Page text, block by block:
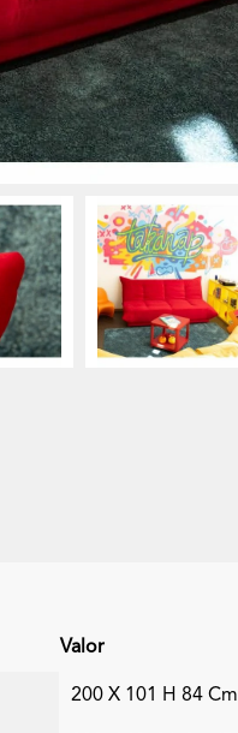
Valor
200 X 101 H 84 Cm